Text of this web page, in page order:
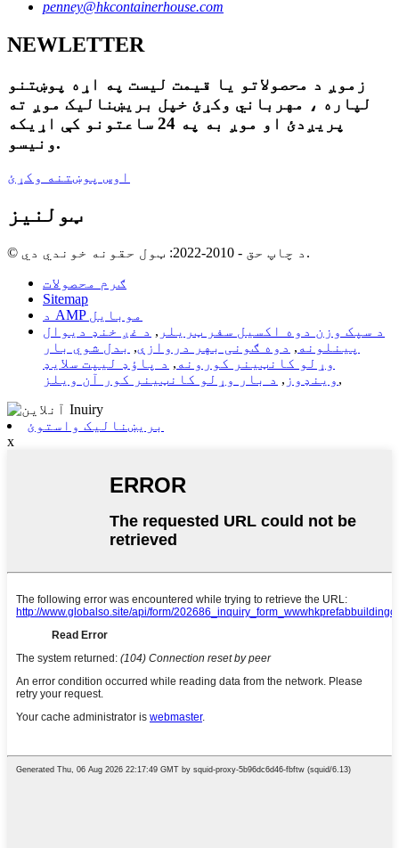
penney@hkcontainerhouse.com
NEWLETTER
زموږ د محصولاتو یا قیمت لیست په اړه پوښتنو
لپاره ، مهرباني وکړئ خپل بریښنالیک موږ ته
پریږدئ او موږ به په 24 ساعتونو کې اړیکه
ونیسو.
اوس پوښتنه وکړئ
ټولنیز
© د چاپ حق - 2010-2022: ټول حقونه خوندي دي.
ګرم محصولات
Sitemap
د AMP موبایل
د سپک وزن دوه اکسیل سفر ټریلر , د غږ خنډ دیوال
پینلونه , دوه ګونی بهر دروازې, بدل شوي بار
وړلو کانټینر کورونه , د پاؤډ لیپت سلایډ
وینډوز , د بار وړلو کانټینر کور آن ویلز ,
بریښنالیک واستوئ
x